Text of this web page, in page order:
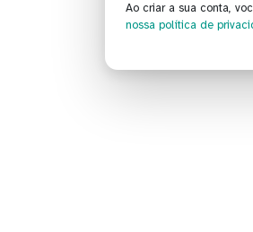
Ao criar a sua conta,
nossa política de